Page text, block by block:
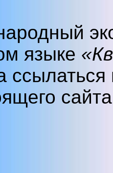
языке